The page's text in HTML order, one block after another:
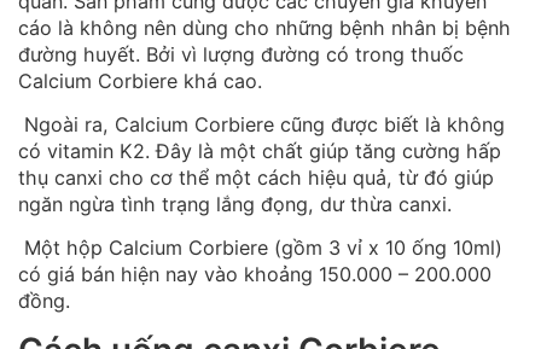
cáo là không nên dùng cho những bệnh nhân bị bệnh
đường huyết. Bởi vì lượng đường có trong thuốc
Calcium Corbiere khá cao.
Ngoài ra, Calcium Corbiere cũng được biết là không
có vitamin K2. Đây là một chất giúp tăng cường hấp
thụ canxi cho cơ thể một cách hiệu quả, từ đó giúp
ngăn ngừa tình trạng lắng đọng, dư thừa canxi.
Một hộp Calcium Corbiere (gồm 3 vỉ x 10 ống 10ml)
có giá bán hiện nay vào khoảng 150.000 – 200.000
đồng.